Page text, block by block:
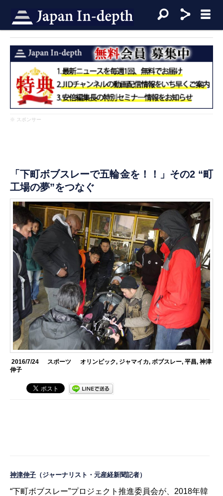
※ スポンサー
「下町ボブスレーで五輪金を！！」その2 “町
工場の夢”をつなぐ
2016/7/24 スポーツ オリンピック, ジャマイカ, ボブスレー, 平昌, 神津
伸子
神津伸子 （ジャーナリスト・元産経新聞記者）
“下町ボブスレー”プロジェクト推進委員会が、2018年韓